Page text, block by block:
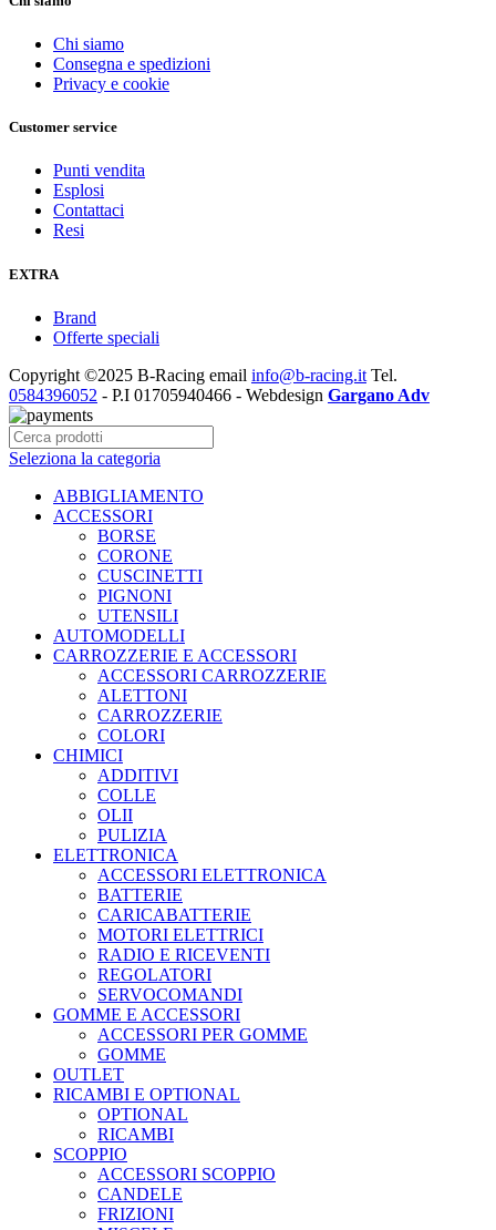
Chi siamo
Consegna e spedizioni
Privacy e cookie
Customer service
Punti vendita
Esplosi
Contattaci
Resi
EXTRA
Brand
Offerte speciali
Copyright ©2025 B-Racing email info@b-racing.it Tel.
0584396052 - P.I 01705940466 - Webdesign Gargano Adv
Seleziona la categoria
ABBIGLIAMENTO
ACCESSORI
BORSE
CORONE
CUSCINETTI
PIGNONI
UTENSILI
AUTOMODELLI
CARROZZERIE E ACCESSORI
ACCESSORI CARROZZERIE
ALETTONI
CARROZZERIE
COLORI
CHIMICI
ADDITIVI
COLLE
OLII
PULIZIA
ELETTRONICA
ACCESSORI ELETTRONICA
BATTERIE
CARICABATTERIE
MOTORI ELETTRICI
RADIO E RICEVENTI
REGOLATORI
SERVOCOMANDI
GOMME E ACCESSORI
ACCESSORI PER GOMME
GOMME
OUTLET
RICAMBI E OPTIONAL
OPTIONAL
RICAMBI
SCOPPIO
ACCESSORI SCOPPIO
CANDELE
FRIZIONI